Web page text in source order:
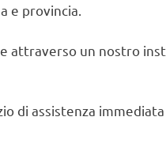
e provincia.
attraverso un nostro
di assistenza